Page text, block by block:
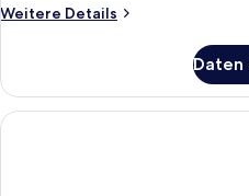
Weitere Details
Weitere
Daten